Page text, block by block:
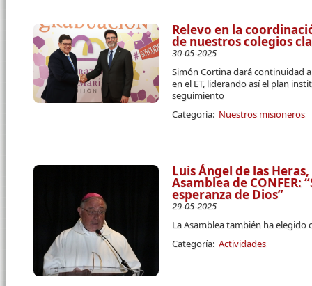
Relevo en la
de nuestros colegios
30-05-2025
Simón Cortina dará continuidad
en el ET, liderando así el plan
seguimiento
Categoría: Nuestros misioneros
Luis Ángel de las
Asamblea de CONFER:
esperanza de Dios”
29-05-2025
La Asamblea también ha elegido
Categoría: Actividades